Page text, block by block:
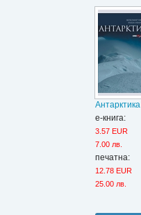
Антарктика
е-книга:
3.57 EUR
7.00 лв.
печатна:
12.78 EUR
25.00 лв.